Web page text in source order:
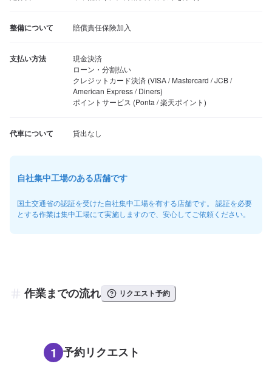
整備について 賠償責任保険加入
支払い方法
現金決済
ローン・分割払い
クレジットカード決済 (VISA / Mastercard / JCB /
American Express / Diners)
ポイントサービス (Ponta / 楽天ポイント)
代車について 貸出なし
自社集中工場のある店舗です
国土交通省の認証を受けた自社集中工場を有する店舗です。 認証を必要
とする作業は集中工場にて実施しますので、安心してご依頼ください。
作業までの流れ リクエスト予約
1 予約リクエスト